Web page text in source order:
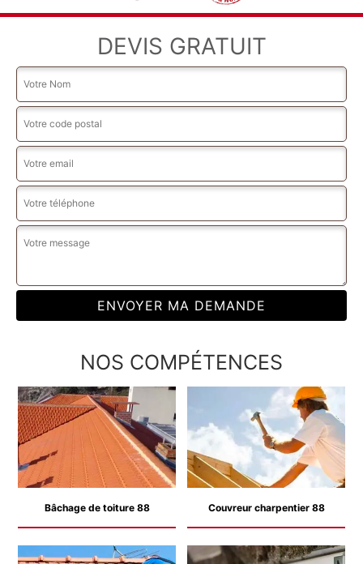
DEVIS GRATUIT
NOS COMPÉTENCES
Bâchage de toiture 88 Couvreur charpentier 88